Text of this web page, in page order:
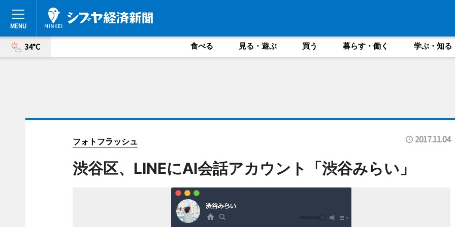
34°C 食べる 見る・遊ぶ 買う 暮らす・働く 学ぶ・知る
フォトフラッシュ 2017.11.04
渋谷区、LINEにAI会話アカウント「渋谷みらい」